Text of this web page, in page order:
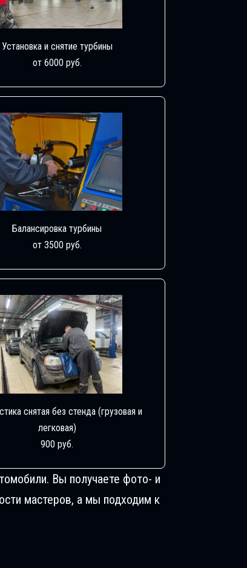
Установка и снятие турбины
от 6000 руб.
Балансировка турбины
от 3500 руб.
снятая без стенда (грузовая и
легковая)
900 руб.
Вы получаете фото- и
мастеров, а мы подходим к